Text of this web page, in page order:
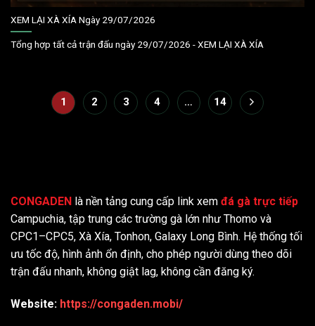
XEM LẠI XÀ XÍA Ngày 29/07/2026
Tổng hợp tất cả trận đấu ngày 29/07/2026 - XEM LẠI XÀ XÍA
1 2 3 4 … 14
CONGADEN là nền tảng cung cấp link xem đá gà trực tiếp
Campuchia, tập trung các trường gà lớn như Thomo và
CPC1–CPC5, Xà Xía, Tonhon, Galaxy Long Bình. Hệ thống tối
ưu tốc độ, hình ảnh ổn định, cho phép người dùng theo dõi
trận đấu nhanh, không giật lag, không cần đăng ký.
Website: https://congaden.mobi/